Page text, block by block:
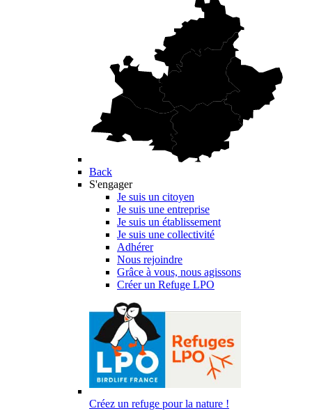
Back
S'engager
Je suis un citoyen
Je suis une entreprise
Je suis un établissement
Je suis une collectivité
Adhérer
Nous rejoindre
Grâce à vous, nous agissons
Créer un Refuge LPO
Créez un refuge pour la nature !